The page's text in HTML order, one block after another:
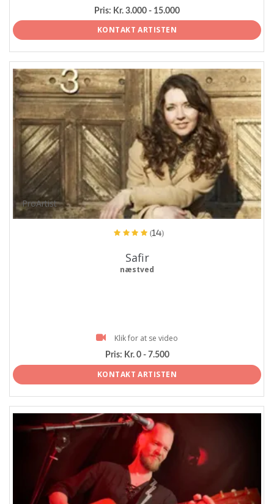
Pris: Kr. 3.000 - 15.000
KONTAKT ARTISTEN
ProArtist
(14)
Safir
næstved
Klik for at se video
Pris: Kr. 0 - 7.500
KONTAKT ARTISTEN